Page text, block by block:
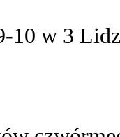
10 w 3